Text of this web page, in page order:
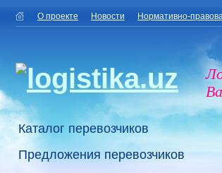
О проекте Новости Нормативно-
Каталог перевозчиков
Предложения перевозчиков